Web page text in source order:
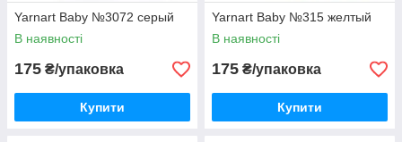
Yarnart Baby №3072 серый
В наявності
175 ₴/упаковка
Купити
Yarnart Baby №315 желтый
В наявності
175 ₴/упаковка
Купити